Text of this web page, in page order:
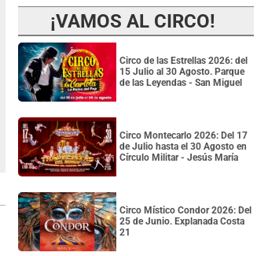
¡VAMOS AL CIRCO!
Circo de las Estrellas 2026: del
15 Julio al 30 Agosto. Parque
de las Leyendas - San Miguel
Circo Montecarlo 2026: Del 17
de Julio hasta el 30 Agosto en
Círculo Militar - Jesús María
Circo Místico Condor 2026: Del
25 de Junio. Explanada Costa
21